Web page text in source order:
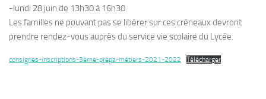
-lundi 28 juin de 13h30 à 16h30
Les familles ne pouvant pas se libérer sur ces créneaux devront
prendre rendez-vous auprès du service vie scolaire du Lycée.
consignes-inscriptions-3ème-prépa-métiers-2021-2022 Télécharger